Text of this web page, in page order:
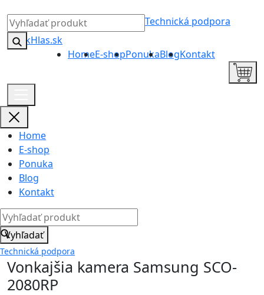
Technická podpora
HomeE-shopPonukaBlogKontakt
Home
E-shop
Ponuka
Blog
Kontakt
Vyhľadať
Technická podpora
Vonkajšia kamera Samsung SCO-
2080RP